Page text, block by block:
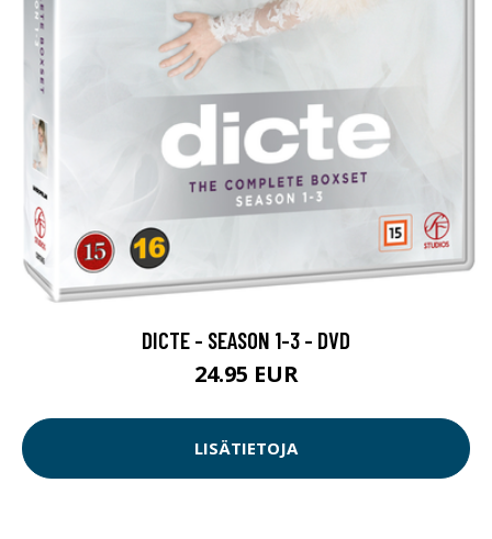
DICTE - SEASON 1-3 - DVD
24.95 EUR
LISÄTIETOJA